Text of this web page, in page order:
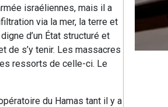
israéliennes, mais il a
via la mer, la terre et
d’un État structuré et
de s’y tenir. Les massacres
ressorts de celle-ci. Le
du Hamas tant il y a